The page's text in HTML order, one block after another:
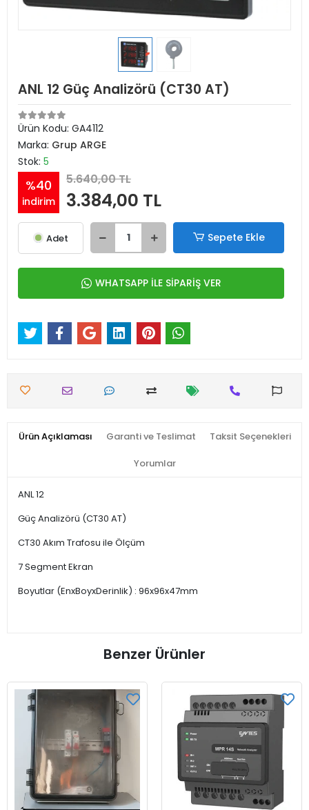
ANL 12 Güç Analizörü (CT30 AT)
Ürün Kodu: GA4112
Marka: Grup ARGE
Stok: 5
%40
indirim
5.640,00 TL
3.384,00 TL
Adet Sepete Ekle
WHATSAPP İLE SİPARİŞ VER
Ürün Açıklaması Garanti ve Teslimat Taksit Seçenekleri
Yorumlar
ANL 12
Güç Analizörü (CT30 AT)
CT30 Akım Trafosu ile Ölçüm
7 Segment Ekran
Boyutlar (EnxBoyxDerinlik) : 96x96x47mm
Benzer Ürünler